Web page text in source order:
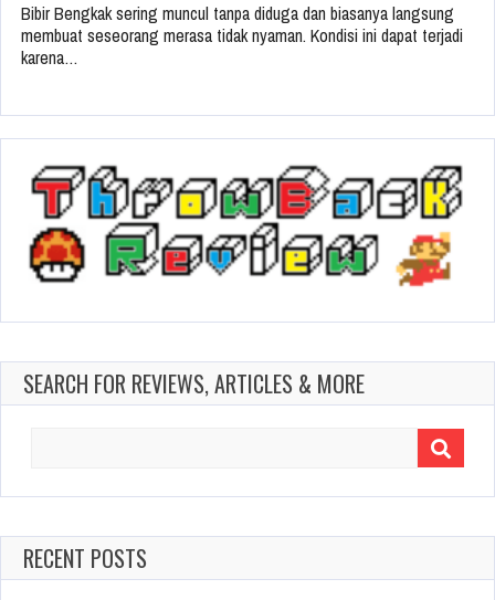
Bibir Bengkak sering muncul tanpa diduga dan biasanya langsung
membuat seseorang merasa tidak nyaman. Kondisi ini dapat terjadi
karena…
SEARCH FOR REVIEWS, ARTICLES & MORE
RECENT POSTS